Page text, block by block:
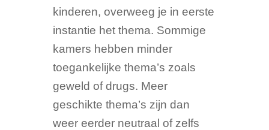
kinderen, overweeg je in eerste
instantie het thema. Sommige
kamers hebben minder
toegankelijke thema’s zoals
geweld of drugs. Meer
geschikte thema’s zijn dan
weer eerder neutraal of zelfs